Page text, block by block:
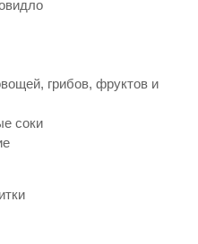
грибов, фруктов и
соки